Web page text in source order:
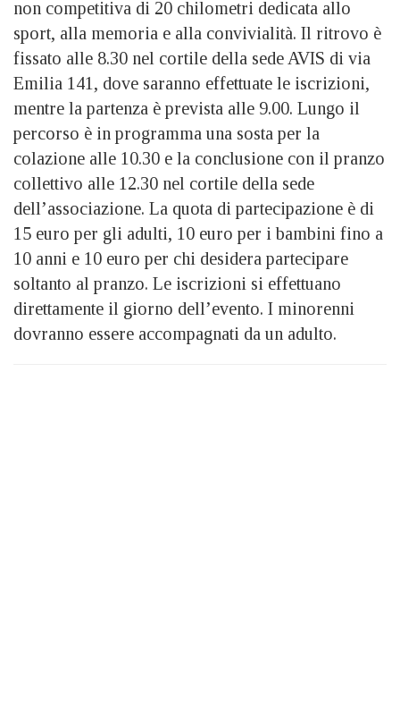
non competitiva di 20 chilometri dedicata allo
sport, alla memoria e alla convivialità. Il ritrovo è
fissato alle 8.30 nel cortile della sede AVIS di via
Emilia 141, dove saranno effettuate le iscrizioni,
mentre la partenza è prevista alle 9.00. Lungo il
percorso è in programma una sosta per la
colazione alle 10.30 e la conclusione con il pranzo
collettivo alle 12.30 nel cortile della sede
dell’associazione. La quota di partecipazione è di
15 euro per gli adulti, 10 euro per i bambini fino a
10 anni e 10 euro per chi desidera partecipare
soltanto al pranzo. Le iscrizioni si effettuano
direttamente il giorno dell’evento. I minorenni
dovranno essere accompagnati da un adulto.